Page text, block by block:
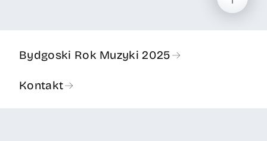
Bydgoski Rok Muzyki 2025
Kontakt